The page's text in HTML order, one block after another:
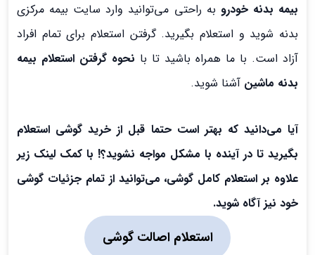
بیمه بدنه خودرو به راحتی می‌توانید وارد سایت بیمه مرکزی
بدنه شوید و استعلام بگیرید. گرفتن استعلام برای تمام افراد
آزاد است. با ما همراه باشید تا با نحوه گرفتن استعلام بیمه
بدنه ماشین آشنا شوید.
آیا می‌دانید که بهتر است حتما قبل از خرید گوشی استعلام
بگیرید تا در آینده با مشکل مواجه نشوید؟! با کمک لینک زیر
علاوه بر استعلام کامل گوشی، می‌توانید از تمام جزئیات گوشی
خود نیز آگاه شوید.
استعلام اصالت گوشی